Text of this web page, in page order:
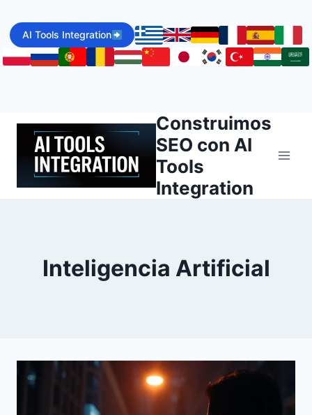
content
AI Tools Integration
Construimos
SEO con AI
Tools
Integration
Inteligencia Artificial